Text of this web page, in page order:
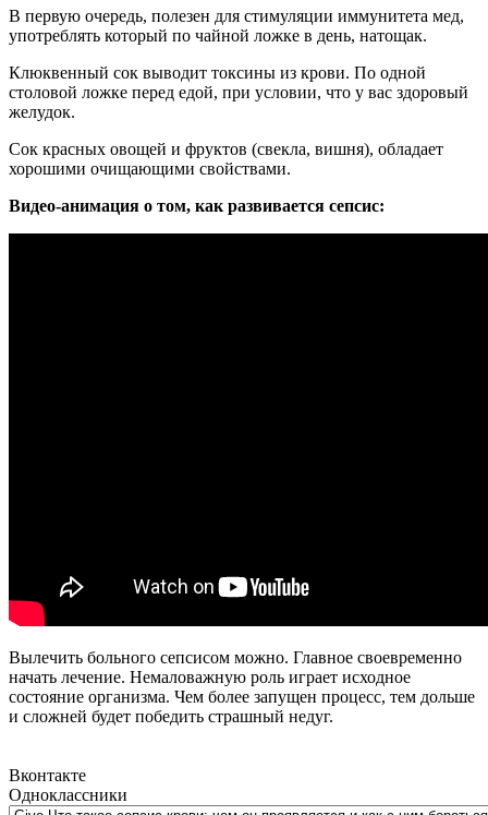
В первую очередь, полезен для стимуляции иммунитета мед,
употреблять который по чайной ложке в день, натощак.
Клюквенный сок выводит токсины из крови. По одной
столовой ложке перед едой, при условии, что у вас здоровый
желудок.
Сок красных овощей и фруктов (свекла, вишня), обладает
хорошими очищающими свойствами.
Видео-анимация о том, как развивается сепсис:
Вылечить больного сепсисом можно. Главное своевременно
начать лечение. Немаловажную роль играет исходное
состояние организма. Чем более запущен процесс, тем дольше
и сложней будет победить страшный недуг.
Вконтакте
Одноклассники